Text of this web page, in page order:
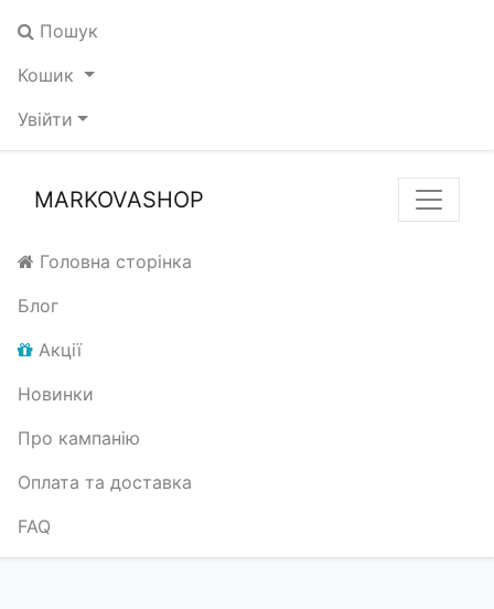
Пошук
Кошик
Увійти
MARKOVASHOP
Головна сторінка
Блог
Акції
Новинки
Про кампанію
Оплата та доставка
FAQ